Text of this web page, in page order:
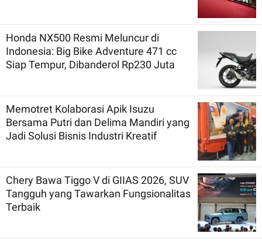
Honda NX500 Resmi Meluncur di
Indonesia: Big Bike Adventure 471 cc
Siap Tempur, Dibanderol Rp230 Juta
Memotret Kolaborasi Apik Isuzu
Bersama Putri dan Delima Mandiri yang
Jadi Solusi Bisnis Industri Kreatif
Chery Bawa Tiggo V di GIIAS 2026, SUV
Tangguh yang Tawarkan Fungsionalitas
Terbaik